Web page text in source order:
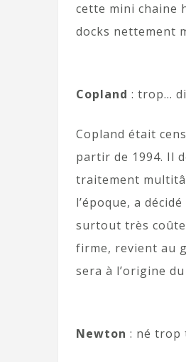
cette mini chaine
docks nettement
Copland : trop…
Copland était
partir de 1994. Il
traitement
l’époque, a
surtout très
firme, revient au
sera à l’origine
Newton : né trop